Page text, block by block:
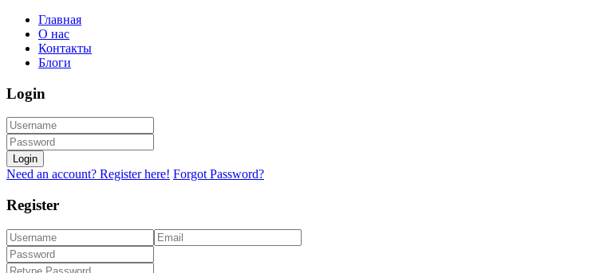
Главная
О нас
Контакты
Блоги
Login
Login
Need an account? Register here! Forgot Password?
Register